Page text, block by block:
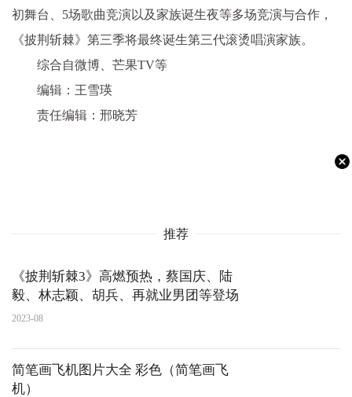
初舞台、5场歌曲竞演以及家族诞生夜等多场竞演与合作，
《披荆斩棘》第三季将最终诞生第三代滚烫唱演家族。
综合自微博、芒果TV等
编辑：王雪瑛
责任编辑：邢晓芳
推荐
《披荆斩棘3》高燃预热，蔡国庆、陆
毅、林志颖、胡兵、再就业男团等登场
2023-08
简笔画飞机图片大全 彩色（简笔画飞
机）